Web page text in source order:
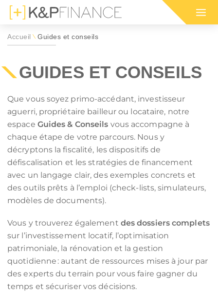
pour défiscaliser
de défiscalisation :
CIOP (DROM)
GIRARDIN IS (DROM)
CIIC (CORSE)
:
LOI GIRARDIN IS
dans l'ancien
en outre-
habiter en France par région :
FRANCHE-COMTÉ
BRETAGNE
EST
HAUTS-DE-FRANCE
AQUITAINE
OCCITANIE
GUYANE
habiter à l'international :
le revenu (IR)
SON IFI
INVESTISSEMENT LOCATIF
EN BLOC
MARCHÉ LOCATIF EN 2026
SA RETRAITE
SÉCURISER SES LOYERS
IFI 2026
LEXIQUE IMMOBILIER
Accueil \ Guides et conseils
GUIDES ET CONSEILS
Que vous soyez primo-accédant, investisseur
aguerri, propriétaire bailleur ou locataire, notre
espace Guides & Conseils vous accompagne à
chaque étape de votre parcours. Nous y
décryptons la fiscalité, les dispositifs de
défiscalisation et les stratégies de financement
avec un langage clair, des exemples concrets et
des outils prêts à l’emploi (check-lists, simulateurs,
modèles de documents).
Vous y trouverez également des dossiers complets
sur l’investissement locatif, l’optimisation
patrimoniale, la rénovation et la gestion
quotidienne : autant de ressources mises à jour par
des experts du terrain pour vous faire gagner du
temps et sécuriser vos décisions.